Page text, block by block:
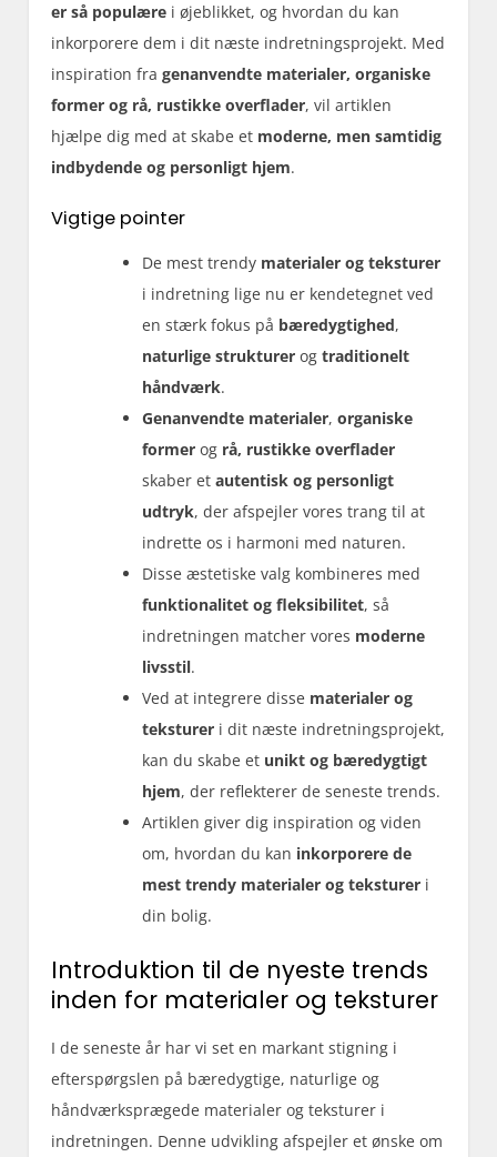
er så populære i øjeblikket, og hvordan du kan
inkorporere dem i dit næste indretningsprojekt. Med
inspiration fragenanvendte materialer, organiske
former og rå, rustikke overflader, vil artiklen
hjælpe dig med at skabe et moderne, men samtidig
indbydende og personligt hjem.
Vigtige pointer
De mest trendy materialer og teksturer
i indretning lige nu er kendetegnet ved
en stærk fokus på bæredygtighed,
naturlige strukturer ogtraditionelt
håndværk.
Genanvendte materialer,organiske
former og rå, rustikke overflader
skaber etautentisk og personligt
udtryk, der afspejler vores trang til at
indrette os i harmoni med naturen.
Disse æstetiske valg kombineres med
funktionalitet og fleksibilitet, så
indretningen matcher vores moderne
livsstil.
Ved at integrere disse materialer og
teksturer i dit næste indretningsprojekt,
kan du skabe et unikt og bæredygtigt
hjem, der reflekterer de seneste trends.
Artiklen giver dig inspiration og viden
om, hvordan du kan inkorporere de
mest trendy materialer og teksturer i
din bolig.
Introduktion til de nyeste trends
inden for materialer og teksturer
I de seneste år har vi set en markant stigning i
efterspørgslen på bæredygtige, naturlige og
håndværksprægede materialer og teksturer i
indretningen. Denne udvikling afspejler et ønske om